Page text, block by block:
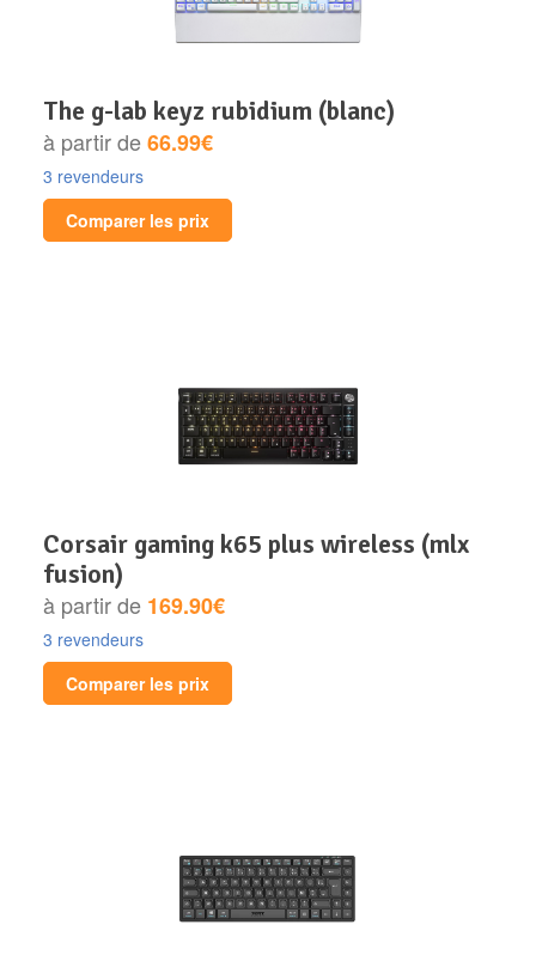
the g-lab keyz rubidium (blanc)
à partir de66.99€
3 revendeurs
Comparer les prix
corsair gaming k65 plus wireless (mlx
fusion)
à partir de 169.90€
3 revendeurs
Comparer les prix